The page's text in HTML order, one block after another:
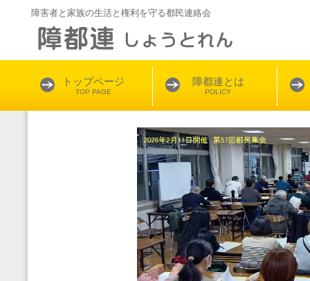
障害者と家族の生活と権利を守る都民連絡会
トップページ
TOP PAGE
障都連とは
POLICY